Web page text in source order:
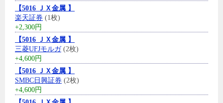
【5016 ＪＸ金属 】
楽天証券 (1枚)
+2,300円
【5016 ＪＸ金属 】
三菱UFJモルガ(2枚)
+4,600円
【5016 ＪＸ金属 】
SMBC日興証券 (2枚)
+4,600円